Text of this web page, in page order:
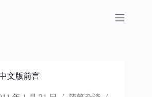
文版前言